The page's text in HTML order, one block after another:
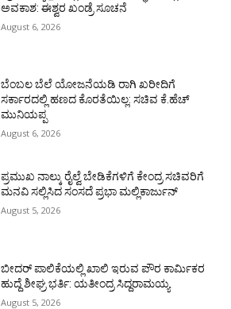
ಅವಕಾಶ: ಈಶ್ವರ ಖಂಡ್ರೆ ಸೂಚನೆ
August 6, 2026
ಬೆಂಬಲ ಬೆಲೆ ಯೋಜನೆಯಡಿ ರಾಗಿ ಖರೀದಿಗೆ
ಸರ್ಕಾರದಲ್ಲಿ ಹಣದ ಕೊರತೆಯಿಲ್ಲ: ಸಚಿವ ಕೆ.ಹೆಚ್
ಮುನಿಯಪ್ಪ
August 6, 2026
ಪ್ರಮುಖ ನಾಲ್ಕು ರೈಲ್ವೆ ಬೇಡಿಕೆಗಳಿಗೆ ಕೇಂದ್ರ ಸಚಿವರಿಗೆ
ಮನವಿ ಸಲ್ಲಿಸಿದ ಸಂಸದೆ ಪ್ರಭಾ ಮಲ್ಲಿಕಾರ್ಜುನ್
August 5, 2026
ಬೀದರ್ ಪಾಲಿಕೆಯಲ್ಲಿ ಖಾಲಿ ಇರುವ ಪೌರ ಕಾರ್ಮಿಕರ
ಹುದ್ದೆ ಶೀಘ್ರ ಭರ್ತಿ: ಯತೀಂದ್ರ ಸಿದ್ದರಾಮಯ್ಯ
August 5, 2026